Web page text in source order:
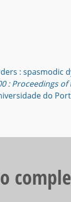
: spasmodic
: Proceedings
do